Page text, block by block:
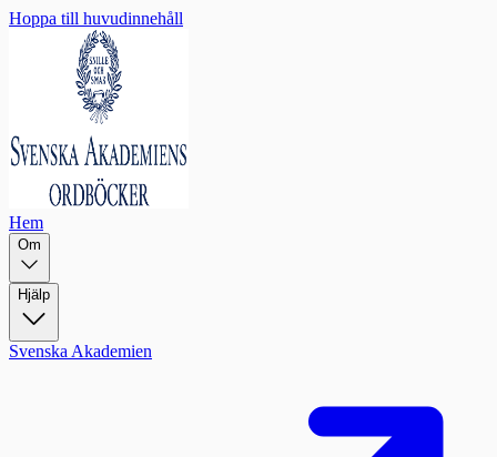
Hoppa till huvudinnehåll
Hem
Om
Hjälp
Svenska Akademien